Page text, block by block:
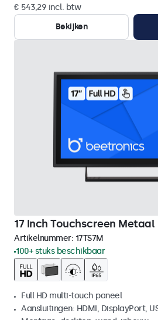
€ 543,29 incl. btw
Bekijken
17 Inch Touchscreen Metaal
Artikelnummer: 17TS7M
100+ stuks beschikbaar
Full HD multi-touch paneel
Aansluitingen: HDMI, DisplayPort,